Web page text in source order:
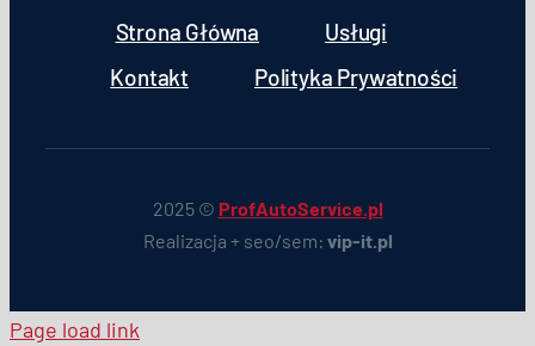
Strona Główna
Usługi
Kontakt
Polityka Prywatności
2025 © ProfAutoService.pl
Realizacja + seo/sem: vip-it.pl
Page load link